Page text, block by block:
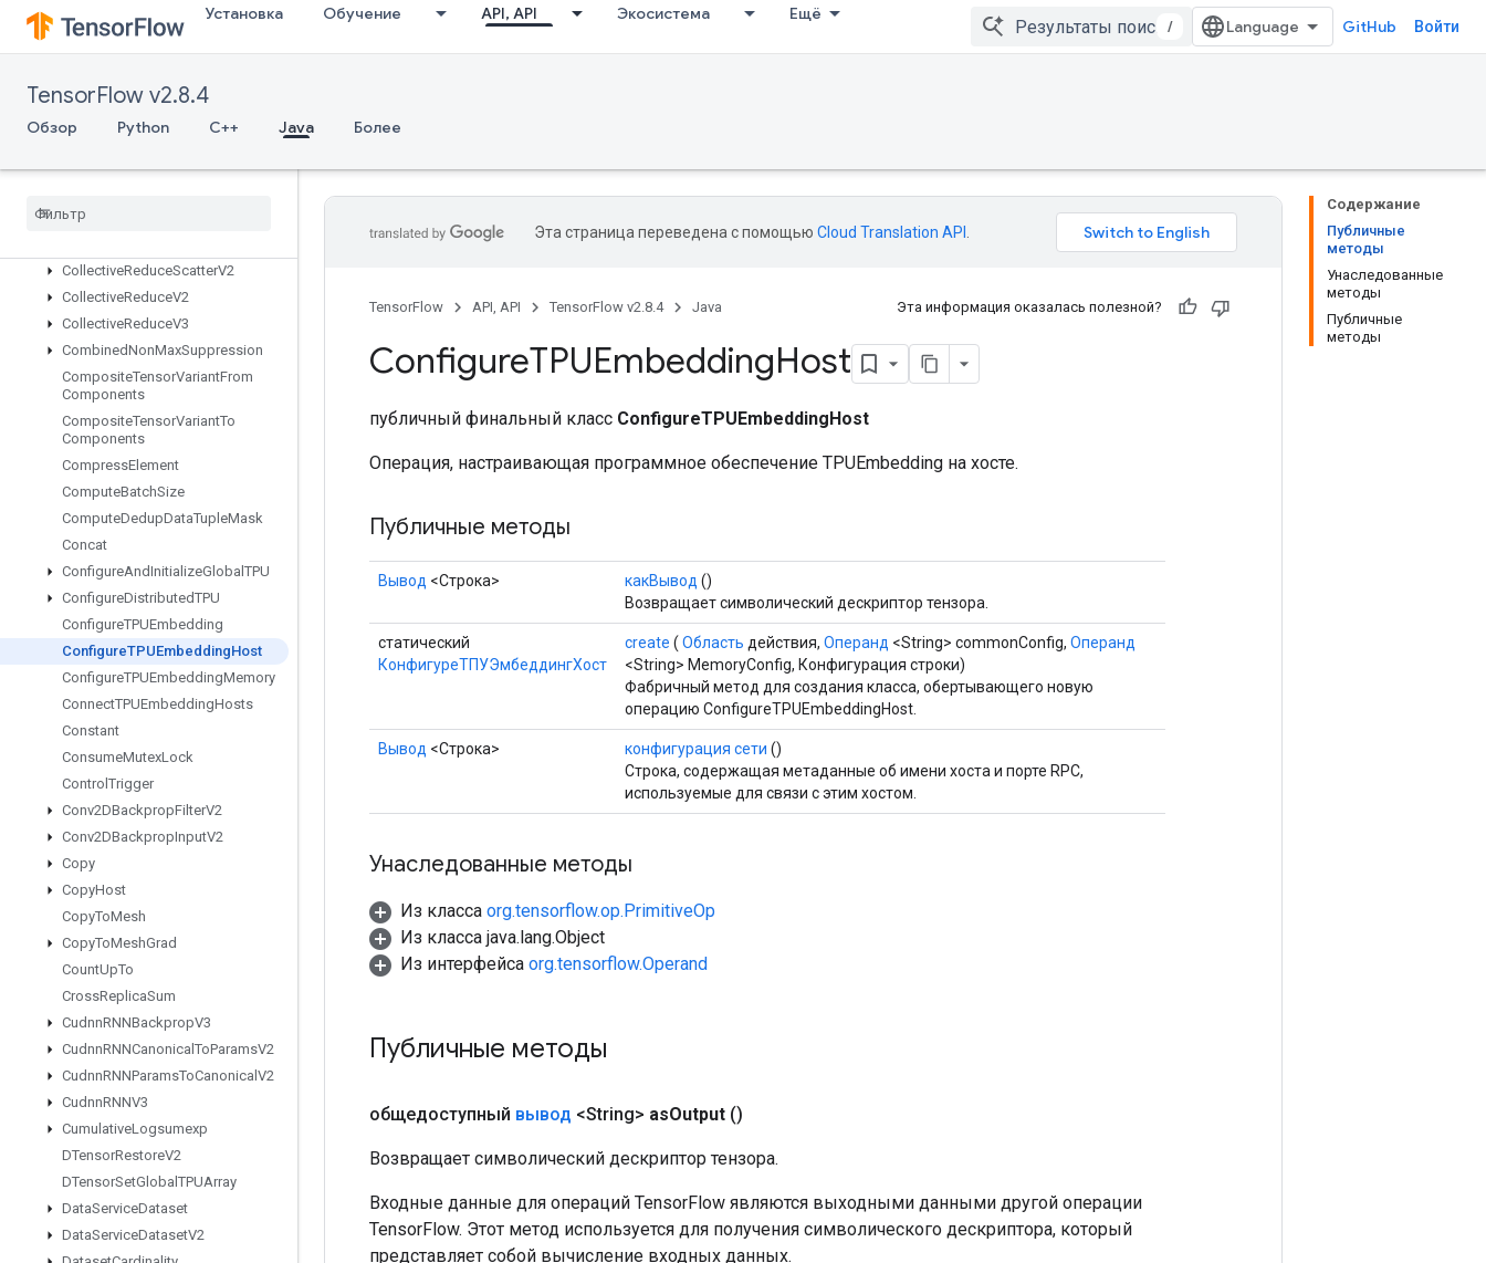
Установка Обучение API, API Экосистема Ещё
/ GitHub Войти
TensorFlow v2.8.4
Обзор Python C++ Java Более
CollateTPUEmbeddingMemory
CollectiveAllToAllV2
CollectiveAllToAllV3
CollectiveAssignGroupV2
CollectiveBcastSendV2
Collective
CollectiveReduceScatterV2
CollectiveReduceV2
CollectiveReduceV3
CombinedNonMaxSuppression
CompositeTensorVariantFrom
Components
CompositeTensorVariantTo
Components
CompressElement
ComputeBatchSize
ComputeDedupDataTupleMask
Concat
ConfigureAndInitializeGlobal TPU
ConfigureDistributedTPU
ConfigureTPUEmbedding
ConfigureTPUEmbeddingHost
ConfigureTPUEmbeddingMemory
ConnectTPUEmbeddingHosts
Constant
ConsumeMutexLock
Control Trigger
Conv2DBackpropFilterV2
Conv2DBackpropInputV2
Copy
CopyHost
CopyToMesh
CopyToMeshGrad
CountUpTo
CrossReplicaSum
CudnnRNNBackpropV3
CudnnRNNCanonical ToParamsV2
CudnnRNNParamsToCanonical V2
CudnnRNNV3
CumulativeLogsumexp
DTensorRestoreV2
DTensorSetGlobal TPUArray
DataServiceDataset
DataServiceDatasetV2
Содержание
Публичные
методы
Унаследованные
методы
Публичные
методы
Эта страница переведена с помощью Cloud Translation API
TensorFlow API, API TensorFlow v2.8.4 Java Эта информация оказалась полезной?
ConfigureTPUEmbeddingHost
публичный финальный класс ConfigureTPUEmbeddingHost
Операция, настраивающая программное обеспечение TPUEmbedding на хосте.
Публичные методы
Вывод <Строка> какВывод ()
Возвращает символический дескриптор тензора.
статический
КонфигуреТПУЭмбеддингХост
create ( Область действия, Операнд <String> commonConfig, Операнд
<String> MemoryConfig, Конфигурация строки)
Фабричный метод для создания класса, обертывающего новую
операцию ConfigureTPUEmbeddingHost.
Вывод <Строка> конфигурация сети ()
Строка, содержащая метаданные об имени хоста и порте RPC,
используемые для связи с этим хостом.
Унаследованные методы
Из класса org.tensorflow.op.PrimitiveOp
Из класса java.lang.Object
Из интерфейса org.tensorflow.Operand
Публичные методы
общедоступный вывод <String> asOutput ()
Возвращает символический дескриптор тензора.
Входные данные для операций TensorFlow являются выходными данными другой операции
TensorFlow. Этот метод используется для получения символического дескриптора, который
представляет собой вычисление входных данных.